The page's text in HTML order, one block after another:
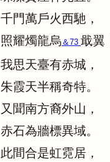
千門萬戶火西馳，
照耀燭龍烏 ＆73 戢翼
我思天臺有赤城，
朱霞天半稱奇特。
又聞南方裔外山，
赤石為牆標異域。
此間合是虹霓居，